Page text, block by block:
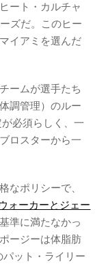
ート・カルチャ
ズだ。このヒー
イアミを選んだ
ームが選手たち
調管理）のルー
必須らしく、一
ロスターから一
なポリシーで、
ォーカーとジェー
準に満たなかっ
ージーは体脂肪
ット・ライリー